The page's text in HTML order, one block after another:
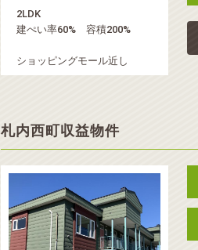
2LDK
建ぺい率60% 容積200%
ショッピングモール近し
札内西町収益物件